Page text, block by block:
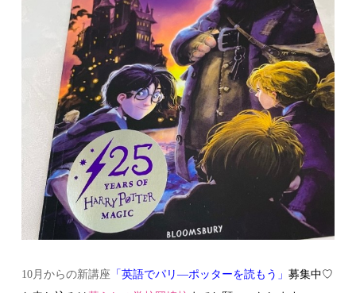
10月からの新講座 「英語でパリ―ポッターを読もう」募集中♡